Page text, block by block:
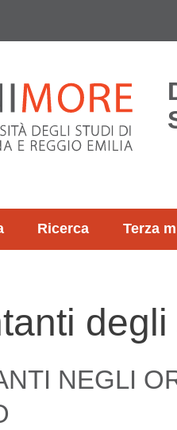
Ricerca Terza
NEGLI